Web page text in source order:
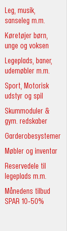
Leg, musik,
sanseleg m.m.
Køretøjer børn,
unge og voksen
Legeplads, baner,
udemøbler m.m.
Sport, Motorisk
udstyr og spil
Skummoduler &
gym. redskaber
Garderobesystemer
Møbler og inventar
Reservedele til
legeplads m.m.
Månedens tilbud
SPAR 10-50%